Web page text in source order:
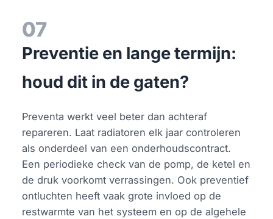
07
Preventie en lange termijn:
houd dit in de gaten?
Preventa werkt veel beter dan achteraf
repareren. Laat radiatoren elk jaar controleren
als onderdeel van een onderhoudscontract.
Een periodieke check van de pomp, de ketel en
de druk voorkomt verrassingen. Ook preventief
ontluchten heeft vaak grote invloed op de
restwarmte van het systeem en op de algehele